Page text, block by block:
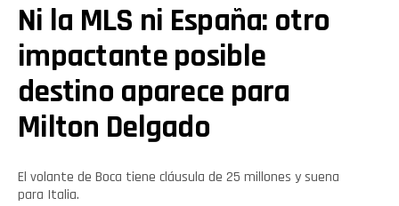
Ni la MLS ni España: otro
impactante posible
destino aparece para
Milton Delgado
El volante de Boca tiene cláusula de 25 millones y suena
para Italia.